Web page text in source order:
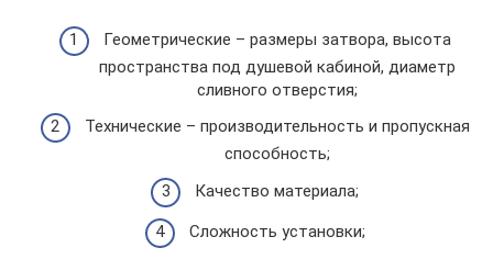
Геометрические – размеры затвора, высота
пространства под душевой кабиной, диаметр
сливного отверстия;
Технические – производительность и пропускная
способность;
Качество материала;
Сложность установки;